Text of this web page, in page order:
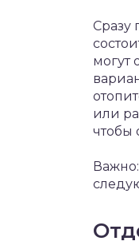
Сразу
могут
или
чтобы